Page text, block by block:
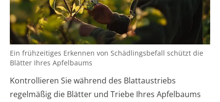
Ein frühzeitiges Erkennen von Schädlingsbefall schützt die
Blätter Ihres Apfelbaums
Kontrollieren Sie während des Blattaustriebs
regelmäßig die Blätter und Triebe Ihres Apfelbaums